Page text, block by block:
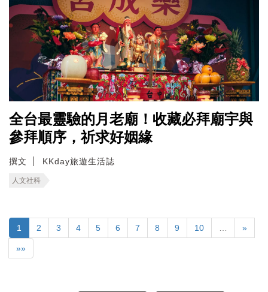
全台最靈驗的月老廟！收藏必拜廟宇與
參拜順序，祈求好姻緣
撰文 KKday旅遊生活誌
人文社科
1 2 3 4 5 6 7 8 9 10 »
»»